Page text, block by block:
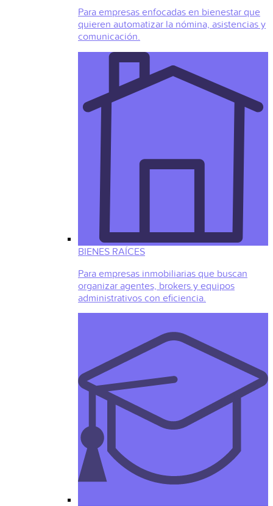
Para empresas enfocadas en bienestar que
quieren automatizar la nómina, asistencias y
comunicación.
BIENES RAÍCES
Para empresas inmobiliarias que buscan
organizar agentes, brokers y equipos
administrativos con eficiencia.